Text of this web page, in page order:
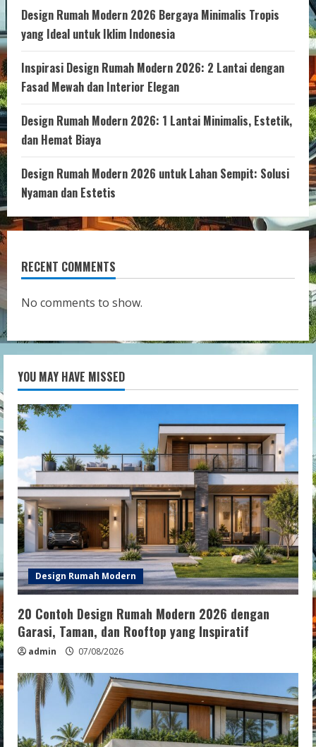
Design Rumah Modern 2026 Bergaya Minimalis Tropis
yang Ideal untuk Iklim Indonesia
Inspirasi Design Rumah Modern 2026: 2 Lantai dengan
Fasad Mewah dan Interior Elegan
Design Rumah Modern 2026: 1 Lantai Minimalis, Estetik,
dan Hemat Biaya
Design Rumah Modern 2026 untuk Lahan Sempit: Solusi
Nyaman dan Estetis
RECENT COMMENTS
No comments to show.
YOU MAY HAVE MISSED
Design Rumah Modern
20 Contoh Design Rumah Modern 2026 dengan
Garasi, Taman, dan Rooftop yang Inspiratif
admin 07/08/2026